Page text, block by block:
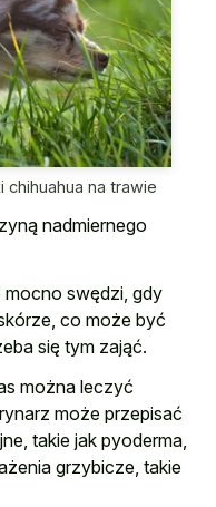
chihuahua na trawie
nadmiernego
mocno swędzi, gdy
co może być
się tym zająć.
można leczyć
może przepisać
takie jak pyoderma,
grzybicze, takie